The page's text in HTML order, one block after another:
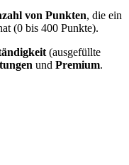
von Punkten, die ein
(0 bis 400 Punkte).
(ausgefüllte
und Premium.